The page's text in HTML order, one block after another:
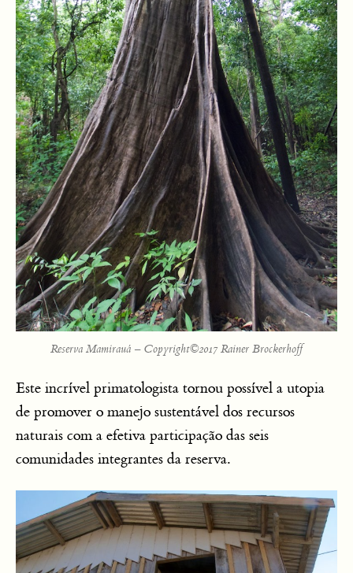
Reserva Mamirauá – Copyright©2017 Rainer Brockerhoff
Este incrível primatologista tornou possível a utopia
de promover o manejo sustentável dos recursos
naturais com a efetiva participação das seis
comunidades integrantes da reserva.